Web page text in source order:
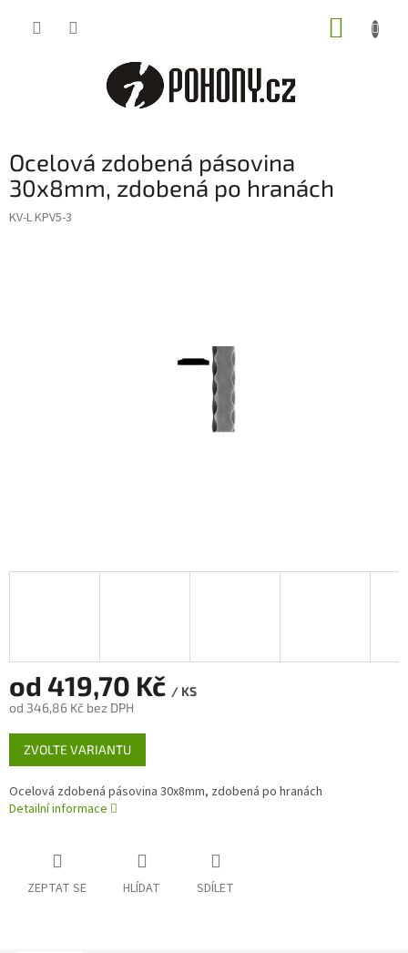
Ocelová zdobená pásovina
30x8mm, zdobená po hranách
KV-L KPV5-3
od 419,70 Kč / KS
od 346,86 Kč bez DPH
Měrná
cena:
ZVOLTE VARIANTU
Ocelová zdobená pásovina 30x8mm, zdobená po hranách
Detailní informace
ZEPTAT SE HLÍDAT SDÍLET